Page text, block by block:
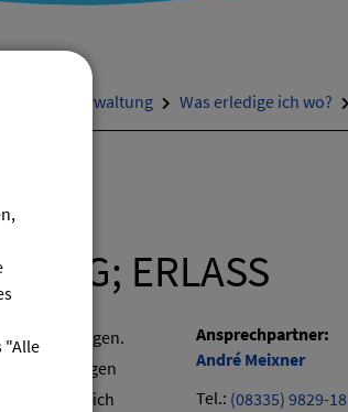
Verwaltung Was erledige ich wo?
ERLASS
festlegen.
Innenbereich
Ansprechpartner:
André Meixner
Tel.: (08335) 9829-18
"Alle